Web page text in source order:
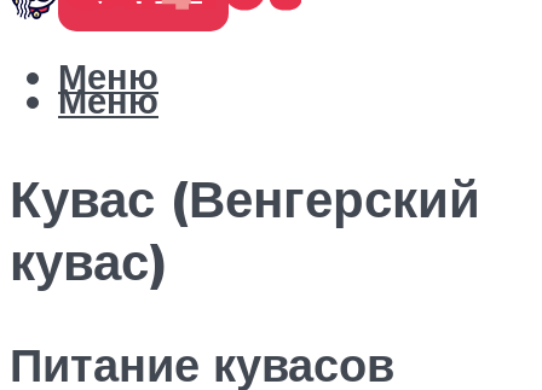
Меню
Меню
Кувас (Венгерский
кувас)
Питание кувасов